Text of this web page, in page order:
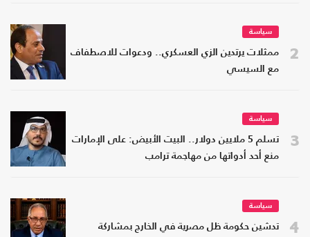
2
سياسة
ممثلات يرتدين الزي العسكري.. ودعوات للاصطفاف
مع السيسي
3
سياسة
تسلم 5 ملايين دولار.. البيت الأبيض: على الإمارات
منع أحد أدواتها من مهاجمة ترامب
4
سياسة
تدشين حكومة ظل مصرية في الخارج بمشاركة